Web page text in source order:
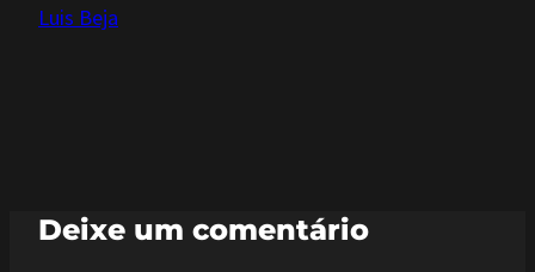
Luis Beja
Deixe um comentário